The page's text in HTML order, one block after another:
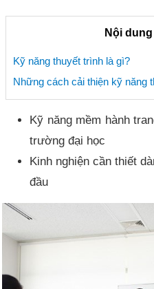
Nội
Kỹ năng thuyết trình là gì?
Những cách cải thiện kỹ năng
Kỹ năng mềm hành
trường đại học
Kinh nghiện cần thiết
đầu